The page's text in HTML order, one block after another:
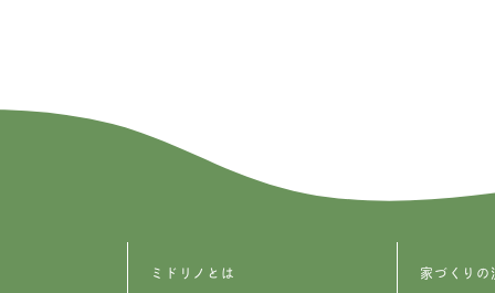
ミドリノとは 家づくりの